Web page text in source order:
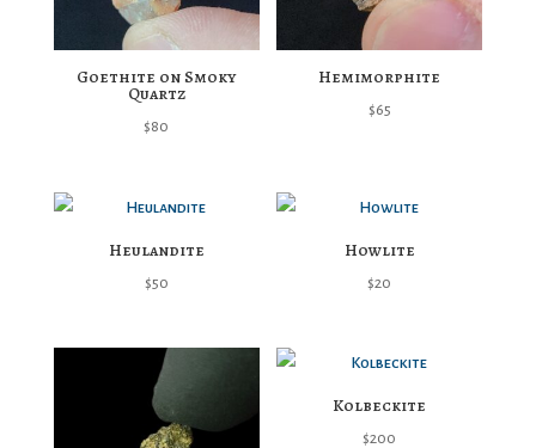
Goethite on Smoky
Quartz
$80
Hemimorphite
$65
Heulandite
$50
Howlite
$20
Kolbeckite
$200